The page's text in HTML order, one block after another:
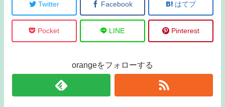
Twitter Facebook はてブ
Pocket LINE Pinterest
orangeをフォローする